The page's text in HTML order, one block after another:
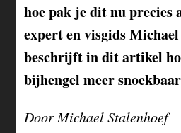
hoe pak je dit nu precies
expert en visgids
beschrijft in dit artikel
bijhengel meer
Door Michael Stalenhoef